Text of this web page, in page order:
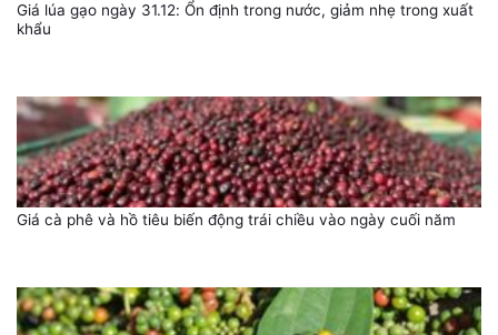
Giá lúa gạo ngày 31.12: Ổn định trong nước, giảm nhẹ trong xuất
khẩu
Giá cà phê và hồ tiêu biến động trái chiều vào ngày cuối năm